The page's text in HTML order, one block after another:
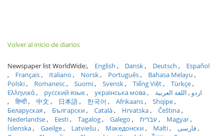
Volver al inicio de diarios
Newspaper list WorldWide: English Dansk Deutsch
Español
Français
Italiano Norsk Português
Bahasa Melayu
Polski
Romanesc Suomi Svensk Tiếng Việt
Türkçe
Ελληνικά
русский язык українська мова اردو
اللغة العربية
हिन्दी
中文 日本語 한국어 Afrikaans
Shqipe
Беларуская
Български Català Hrvatska
Čeština
Nederlandse
Eesti Tagalog Galego עברית
Magyar
Íslenska
Gaeilge Latviešu Македонски Malti
فارسی